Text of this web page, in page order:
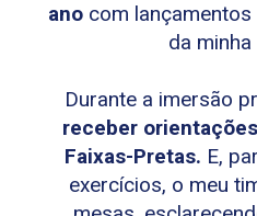
ano com
da minha
Durante a imersão
receber
Faixas-Pretas. E,
exercícios, o meu